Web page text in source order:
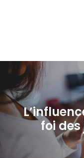
Navigation
de
l’article
foi